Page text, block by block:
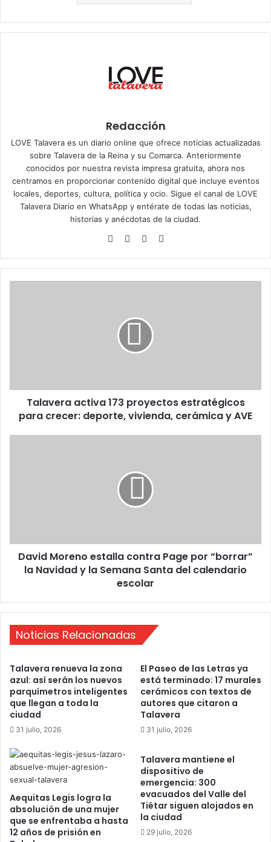
Redacción
LOVE Talavera es un diario online que ofrece noticias actualizadas
sobre Talavera de la Reina y su Comarca. Anteriormente
conocidos por nuestra revista impresa gratuita, ahora nos
centramos en proporcionar contenido digital que incluye eventos
locales, deportes, cultura, política y ocio. Sigue el canal de LOVE
Talavera Diario en WhatsAppy entérate de todas las noticias,
historias y anécdotas de la ciudad.
Siti
we
b
Fa
bo
ok
X
ra
m
a
s
t
a
t
é
g
i
c
s
p
a
r
a
c
r
Talavera activa 173 proyectos estratégicos
para crecer: deporte, vivienda, cerámica y AVE
e
l
c
o
n
t
a
P
a
g
e
p
o
r
“
David Moreno estalla contra Page por “borrar”
la Navidad y la Semana Santa del calendario
escolar
Noticias Relacionadas
Talavera renueva la zona
azul: así serán los nuevos
parquímetros inteligentes
que llegan a toda la
ciudad
31 julio, 2026
El Paseo de las Letras ya
está terminado: 17 murales
cerámicos con textos de
autores que citaron a
Talavera
31 julio, 2026
Aequitas Legis logra la
absolución de una mujer
que se enfrentaba a hasta
12 años de prisión en
Talavera mantiene el
dispositivo de
emergencia: 300
evacuados del Valle del
Tiétar siguen alojados en
la ciudad
29 julio, 2026